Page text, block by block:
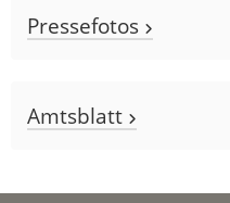
Pressefotos
Amtsblatt